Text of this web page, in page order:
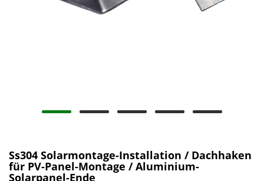
Ss304 Solarmontage-Installation / Dachhaken
für PV-Panel-Montage / Aluminium-
Solarpanel-Ende